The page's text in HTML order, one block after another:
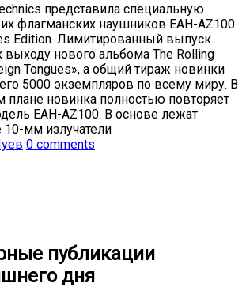
представила специальную
флагманских наушников EAH-AZ100
Edition. Лимитированный выпуск
выходу нового альбома The Rolling
Tongues», а общий тираж новинки
5000 экземпляров по всему миру. В
плане новинка полностью повторяет
EAH-AZ100. В основе лежат
мм излучатели
0 comments
публикации
дня